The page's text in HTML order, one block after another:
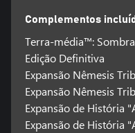
Complementos
Terra-média™:
Edição Definitiva
Expansão Nêmesis
Expansão Nêmesis
Expansão de História
Expansão de História